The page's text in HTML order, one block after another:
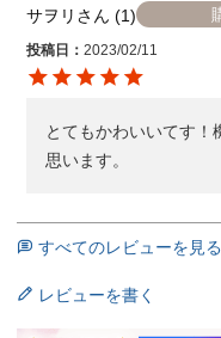
サヲリ 1
投稿日 2023/02/11
とてもかわいいてす！
思います。
すべてのレビューを見る
レビューを書く